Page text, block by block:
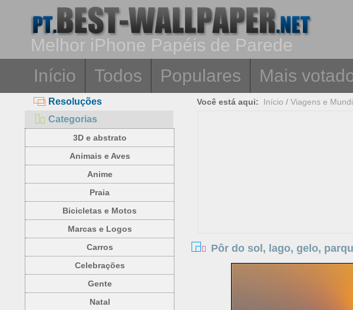
Melhor iPhone Papéis de Parede
Início
Todos Populares Mais
Resoluções
Categorias
3D e abstrato
Animais e Aves
Anime
Praia
Bicicletas e Motos
Marcas e Logos
Carros
Celebrações
Gente
Natal
Você está aqui: Início /Viagens e
Pôr do sol, lago, gelo,